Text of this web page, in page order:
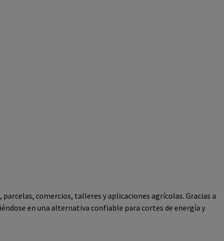
comercios, talleres y aplicaciones agrícolas. Gracias a
en una alternativa confiable para cortes de energía y